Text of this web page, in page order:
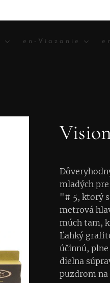
en-Viazanie
mladých
"# 5, ktorý
metrová
múch tam,
Ľahký
účinnú,
dielna
puzdrom na